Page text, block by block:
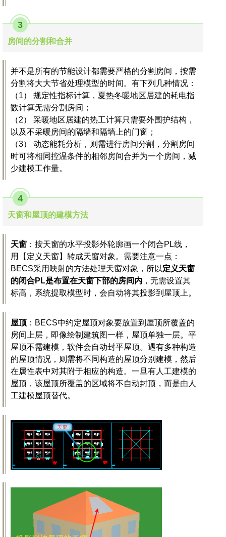
3
房间的分割和合并
并不是所有的节能设计都需要严格的分割房间，按需
分割将大大节省处理模型的时间。有下列几种情况：
（1） 规定性指标计算，夏热冬暖地区居建的耗电指
数计算无需分割房间；
（2） 采暖地区居建的热工计算只需要外围护结构，
以及不采暖房间的隔墙和隔墙上的门窗；
（3） 动态能耗分析，则需进行房间分割，分割房间
时可将相同控温条件的相邻房间合并为一个房间，减
少建模工作量。
4
天窗和屋顶的建模方法
天窗：按天窗的水平投影外轮廓画一个闭合PL线，
用【定义天窗】转成天窗对象。需要注意一点：
BECS采用映射的方法处理天窗对象，所以定义天窗
的闭合PL是布置在天窗下部的房间内 ，无需设置其
标高，系统提取模型时，会自动将其投影到屋顶上。
屋顶：BECS中约定屋顶对象要放置到屋顶所覆盖的
房间上层，即像绘制建筑图一样，屋顶单独一层。平
屋顶不需建模，软件会自动封平屋顶。遇有多种构造
的屋顶情况，则需将不同构造的屋顶分别建模，然后
在属性表中对其附于相应的构造。一旦有人工建模的
屋顶，该屋顶所覆盖的区域将不自动封顶，而是由人
工建模屋顶替代。